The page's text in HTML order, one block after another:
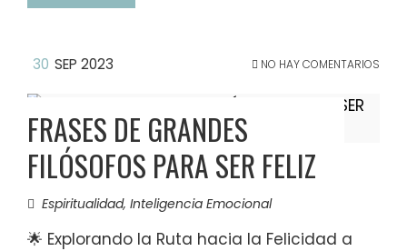
30 SEP 2023 NO HAY COMENTARIOS
FRASES DE GRANDES
FILÓSOFOS PARA SER FELIZ
Espiritualidad, Inteligencia Emocional
🌟 Explorando la Ruta hacia la Felicidad a